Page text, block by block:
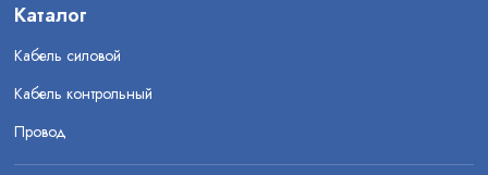
Каталог
Кабель силовой
Кабель контрольный
Провод